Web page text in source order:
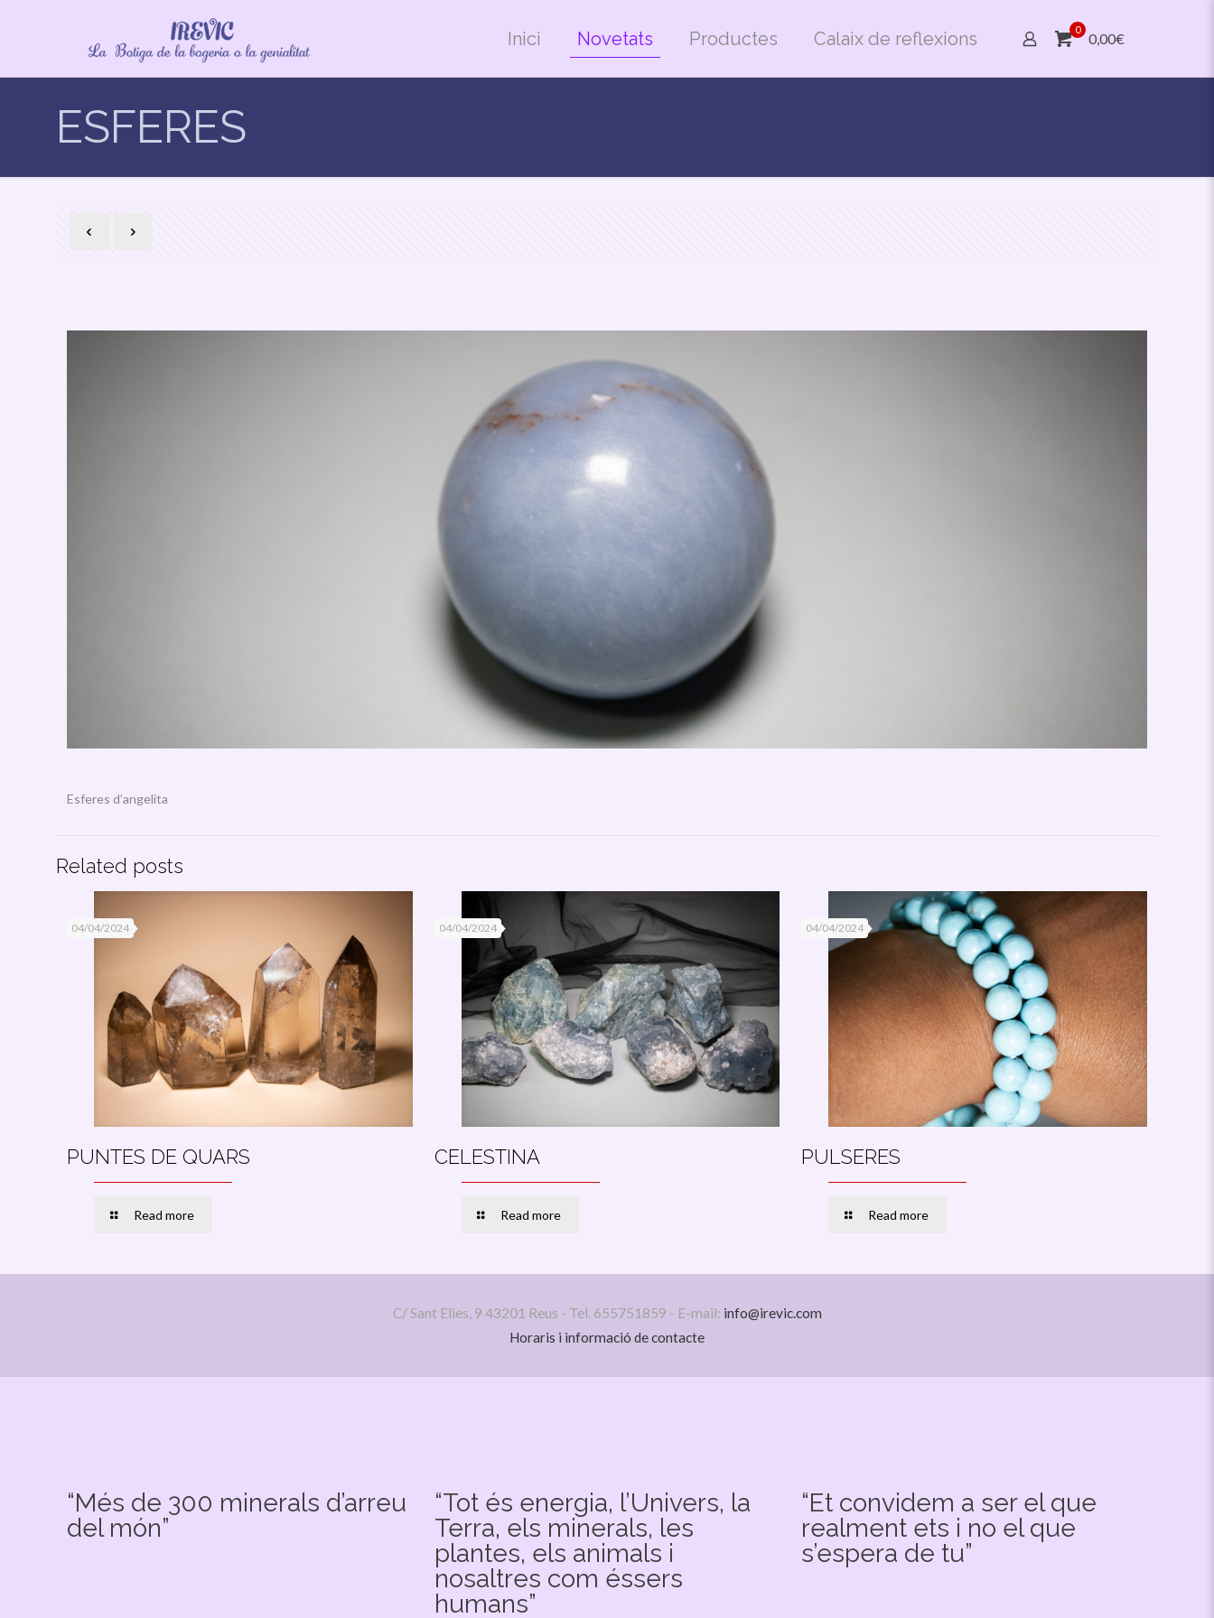
Inici Novetats Productes Calaix de reflexions 0
0,00€
ESFERES
Esferes d’angelita
Related posts
04/04/2024
PUNTES DE QUARS
Read more
04/04/2024
CELESTINA
Read more
04/04/2024
PULSERES
Read more
C/ Sant Elies, 9 43201 Reus - Tel. 655751859 - E-mail: info@irevic.com
Horaris i informació de contacte
“Més de 300 minerals d’arreu
del món”
“Tot és energia, l’Univers, la
Terra, els minerals, les
plantes, els animals i
nosaltres com éssers
humans”
“Et convidem a ser el que
realment ets i no el que
s’espera de tu”